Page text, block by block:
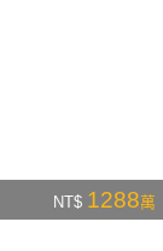
NT$ 1288萬